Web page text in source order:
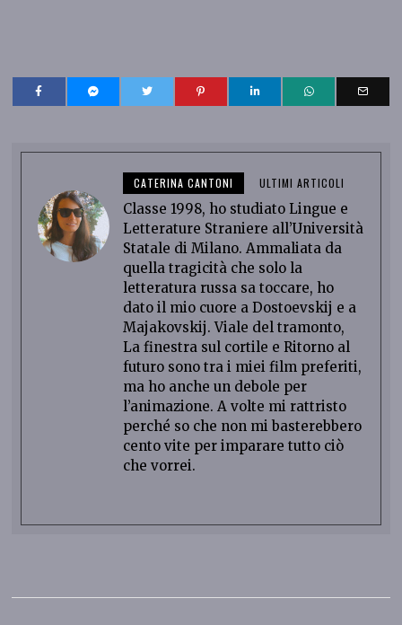
CATERINA CANTONI ULTIMI ARTICOLI
Classe 1998, ho studiato Lingue e
Letterature Straniere all’Università
Statale di Milano. Ammaliata da
quella tragicità che solo la
letteratura russa sa toccare, ho
dato il mio cuore a Dostoevskij e a
Majakovskij. Viale del tramonto,
La finestra sul cortile e Ritorno al
futuro sono tra i miei film preferiti,
ma ho anche un debole per
l’animazione. A volte mi rattristo
perché so che non mi basterebbero
cento vite per imparare tutto ciò
che vorrei.